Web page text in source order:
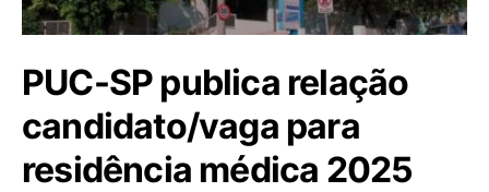
PUC-SP publica relação
candidato/vaga para
residência médica 2025